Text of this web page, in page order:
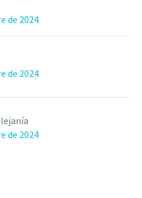
de 2024
de 2024
de 2024